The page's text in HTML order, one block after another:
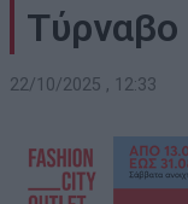
Τύρναβο
22/10/2025 , 12:33